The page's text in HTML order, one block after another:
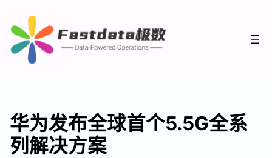
华为发布全球首个5.5G全系
列解决方案